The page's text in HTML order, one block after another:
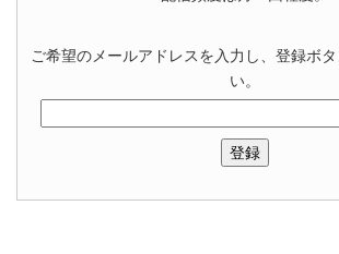
ご希望のメールアドレスを入力し、登録ボ
い。